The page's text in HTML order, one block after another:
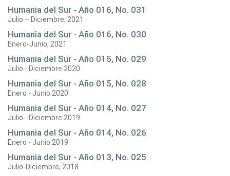
Humania del Sur - Año 016, No. 031
Julio – Diciembre, 2021
Humania del Sur - Año 016, No. 030
Enero-Junio, 2021
Humania del Sur - Año 015, No. 029
Julio - Diciembre 2020
Humania del Sur - Año 015, No. 028
Enero - Junio 2020
Humania del Sur - Año 014, No. 027
Julio - Diciembre 2019
Humania del Sur - Año 014, No. 026
Enero - Junio 2019
Humania del Sur - Año 013, No. 025
Julio-Diciembre, 2018